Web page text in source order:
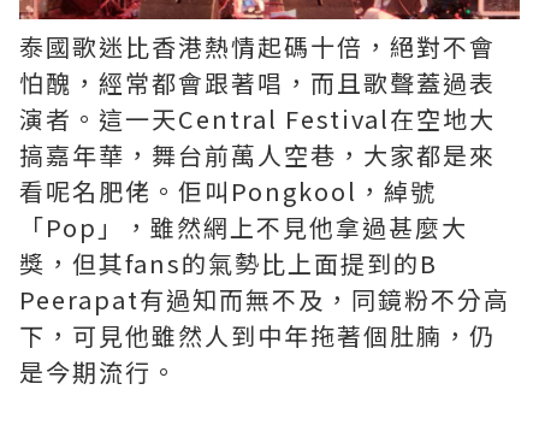
泰國歌迷比香港熱情起碼十倍，絕對不會
怕醜，經常都會跟著唱，而且歌聲蓋過表
演者。這一天Central Festival在空地大
搞嘉年華，舞台前萬人空巷，大家都是來
看呢名肥佬。佢叫Pongkool，綽號
「Pop」，雖然網上不見他拿過甚麼大
獎，但其fans的氣勢比上面提到的B
Peerapat有過知而無不及，同鏡粉不分高
下，可見他雖然人到中年拖著個肚腩，仍
是今期流行。